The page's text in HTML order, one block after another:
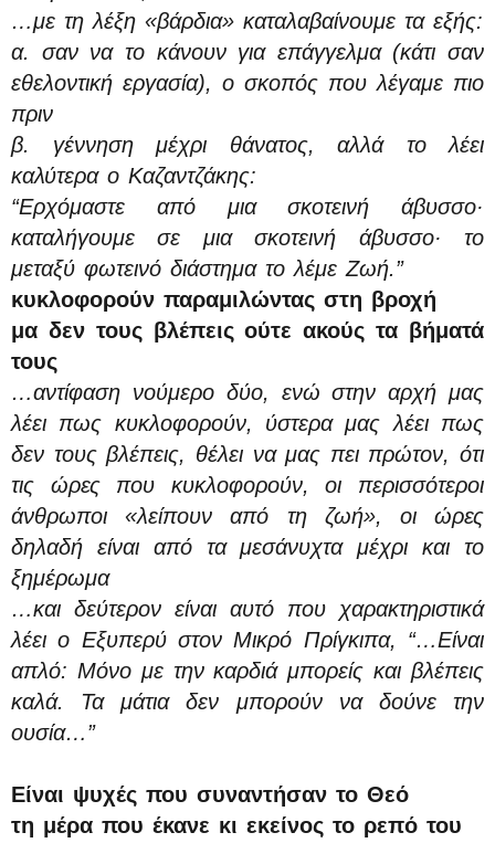
…με τη λέξη «βάρδια» καταλαβαίνουμε τα εξής:
α. σαν να το κάνουν για επάγγελμα (κάτι σαν
εθελοντική εργασία), ο σκοπός που λέγαμε πιο
πριν
β. γέννηση μέχρι θάνατος, αλλά το λέει
καλύτερα ο Καζαντζάκης:
“Ερχόμαστε από μια σκοτεινή άβυσσο·
καταλήγουμε σε μια σκοτεινή άβυσσο· το
μεταξύ φωτεινό διάστημα το λέμε Ζωή.”
κυκλοφορούν παραμιλώντας στη βροχή
μα δεν τους βλέπεις ούτε ακούς τα βήματά
τους
…αντίφαση νούμερο δύο, ενώ στην αρχή μας
λέει πως κυκλοφορούν, ύστερα μας λέει πως
δεν τους βλέπεις, θέλει να μας πει πρώτον, ότι
τις ώρες που κυκλοφορούν, οι περισσότεροι
άνθρωποι «λείπουν από τη ζωή», οι ώρες
δηλαδή είναι από τα μεσάνυχτα μέχρι και το
ξημέρωμα
…και δεύτερον είναι αυτό που χαρακτηριστικά
λέει ο Εξυπερύ στον Μικρό Πρίγκιπα, “…Είναι
απλό: Μόνο με την καρδιά μπορείς και βλέπεις
καλά. Τα μάτια δεν μπορούν να δούνε την
ουσία…”
Είναι ψυχές που συναντήσαν το Θεό
τη μέρα που έκανε κι εκείνος το ρεπό του